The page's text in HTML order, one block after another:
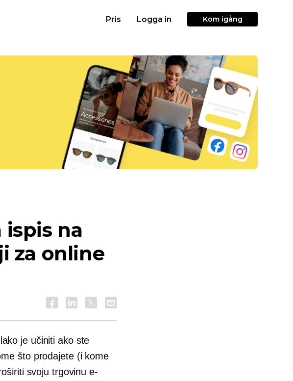
Pris Logga in Kom igång
ispis na
za online
je učiniti ako ste
što prodajete (i kome
svoju trgovinu e-